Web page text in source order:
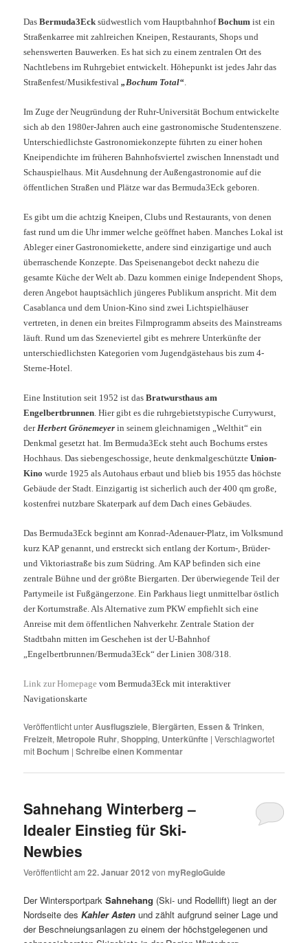
DasBermuda3Eck südwestlich vom HauptbahnhofBochum ist ein
Straßenkarree mit zahlreichen Kneipen, Restaurants, Shops und
sehenswerten Bauwerken. Es hat sich zu einem zentralen Ort des
Nachtlebens im Ruhrgebiet entwickelt. Höhepunkt ist jedes Jahr das
Straßenfest/Musikfestival„Bochum Total“
Im Zuge der Neugründung der Ruhr-Universität Bochum entwickelte
sich ab den 1980er-Jahren auch eine gastronomische Studentenszene.
Unterschiedlichste Gastronomiekonzepte führten zu einer hohen
Kneipendichte im früheren Bahnhofsviertel zwischen Innenstadt und
Schauspielhaus. Mit Ausdehnung der Außengastronomie auf die
öffentlichen Straßen und Plätze war das Bermuda3Eck geboren.
Es gibt um die achtzig Kneipen, Clubs und Restaurants, von denen
fast rund um die Uhr immer welche geöffnet haben. Manches Lokal ist
Ableger einer Gastronomiekette, andere sind einzigartige und auch
überraschende Konzepte. Das Speisenangebot deckt nahezu die
gesamte Küche der Welt ab. Dazu kommen einige Independent Shops,
deren Angebot hauptsächlich jüngeres Publikum anspricht. Mit dem
Casablanca und dem Union-Kino sind zwei Lichtspielhäuser
vertreten, in denen ein breites Filmprogramm abseits des Mainstreams
läuft. Rund um das Szeneviertel gibt es mehrere Unterkünfte der
unterschiedlichsten Kategorien vom Jugendgästehaus bis zum 4-
Sterne-Hotel.
Eine Institution seit 1952 ist dasBratwursthaus am
Engelbertbrunnen. Hier gibt es die ruhrgebietstypische Currywurst,
derHerbert Grönemeyer in seinem gleichnamigen „Welthit“ ein
Denkmal gesetzt hat. Im Bermuda3Eck steht auch Bochums erstes
Hochhaus. Das siebengeschossige, heute denkmalgeschützteUnion-
Kino wurde 1925 als Autohaus erbaut und blieb bis 1955 das höchste
Gebäude der Stadt. Einzigartig ist sicherlich auch der 400 qm große,
kostenfrei nutzbare Skaterpark auf dem Dach eines Gebäudes.
Das Bermuda3Eck beginnt am Konrad-Adenauer-Platz, im Volksmund
kurz KAP genannt, und erstreckt sich entlang der Kortum-, Brüder-
und Viktoriastraße bis zum Südring. Am KAP befinden sich eine
zentrale Bühne und der größte Biergarten. Der überwiegende Teil der
Partymeile ist Fußgängerzone. Ein Parkhaus liegt unmittelbar östlich
der Kortumstraße. Als Alternative zum PKW empfiehlt sich eine
Anreise mit dem öffentlichen Nahverkehr. Zentrale Station der
Stadtbahn mitten im Geschehen ist der U-Bahnhof
„Engelbertbrunnen/Bermuda3Eck“ der Linien 308/318.
Link zur Homepagevom Bermuda3Eck mit interaktiver
Navigationskarte
Veröffentlicht unterAusflugsziele, Biergärten, Essen & Trinken,
Freizeit,Metropole Ruhr,Shopping, Unterkünfte |Verschlagwortet
mit Bochum |Schreibe einen Kommentar
Sahnehang Winterberg –
Idealer Einstieg für Ski-
Newbies
Veröffentlicht am22. Januar 2012 vonmyRegioGuide
Der WintersportparkSahnehang (Ski- und Rodellift) liegt an der
Nordseite desKahler Asten und zählt aufgrund seiner Lage und
der Beschneiungsanlagen zu einem der höchstgelegenen und